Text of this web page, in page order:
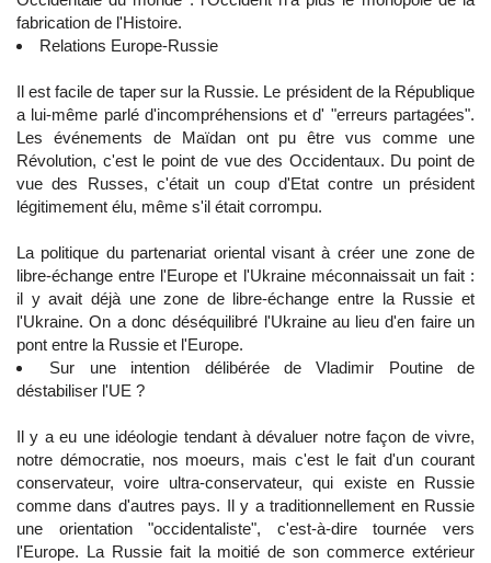
fabrication de l'Histoire.
Relations Europe-Russie
Il est facile de taper sur la Russie. Le président de la République
a lui-même parlé d'incompréhensions et d' "erreurs partagées".
Les événements de Maïdan ont pu être vus comme une
Révolution, c'est le point de vue des Occidentaux. Du point de
vue des Russes, c'était un coup d'Etat contre un président
légitimement élu, même s'il était corrompu.
La politique du partenariat oriental visant à créer une zone de
libre-échange entre l'Europe et l'Ukraine méconnaissait un fait :
il y avait déjà une zone de libre-échange entre la Russie et
l'Ukraine. On a donc déséquilibré l'Ukraine au lieu d'en faire un
pont entre la Russie et l'Europe.
Sur une intention délibérée de Vladimir Poutine de
déstabiliser l'UE ?
Il y a eu une idéologie tendant à dévaluer notre façon de vivre,
notre démocratie, nos moeurs, mais c'est le fait d'un courant
conservateur, voire ultra-conservateur, qui existe en Russie
comme dans d'autres pays. Il y a traditionnellement en Russie
une orientation "occidentaliste", c'est-à-dire tournée vers
l'Europe. La Russie fait la moitié de son commerce extérieur